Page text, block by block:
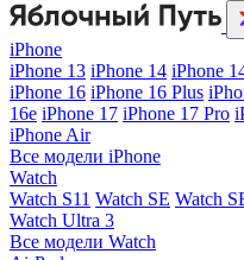
iPhone
iPhone 13 iPhone 14 iPhone
iPhone 16 iPhone 16 Plus
16e iPhone 17 iPhone 17 Pro
iPhone Air
Все модели iPhone
Watch
Watch S11 Watch SE Watch
Watch Ultra 3
Все модели Watch